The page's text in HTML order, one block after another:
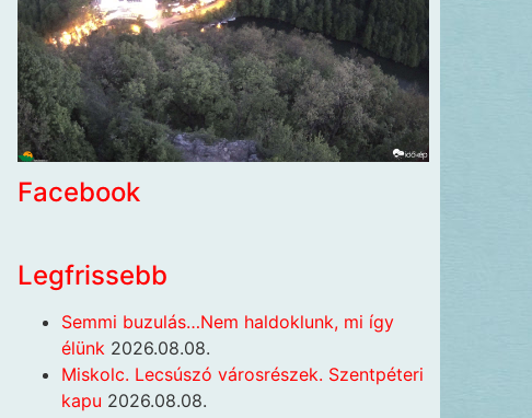
Facebook
Legfrissebb
Semmi buzulás…Nem haldoklunk, mi így
élünk 2026.08.08.
Miskolc. Lecsúszó városrészek. Szentpéteri
kapu 2026.08.08.